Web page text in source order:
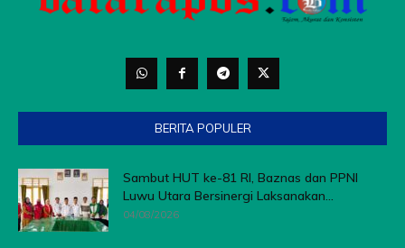
BERITA POPULER
Sambut HUT ke-81 RI, Baznas dan PPNI
Luwu Utara Bersinergi Laksanakan...
04/08/2026